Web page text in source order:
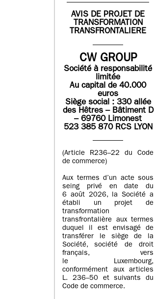
AVIS DE PROJET DE
TRANSFORMATION
TRANSFRONTALIERE
CW GROUP
Société à responsabilité
limitée
Au capital de 40.000
euros
Siège social : 330 allée
des Hêtres – Bâtiment D
– 69760 Limonest
523 385 870 RCS LYON
(Article R236–22 du Code
de commerce)
Aux termes d’un acte sous
seing privé en date du
6 août 2026, la Société a
établi un projet de
transformation
transfrontalière aux termes
duquel il est envisagé de
transférer le siège de la
Société, société de droit
français, vers
le Luxembourg,
conformément aux articles
L. 236–50 et suivants du
Code de commerce.